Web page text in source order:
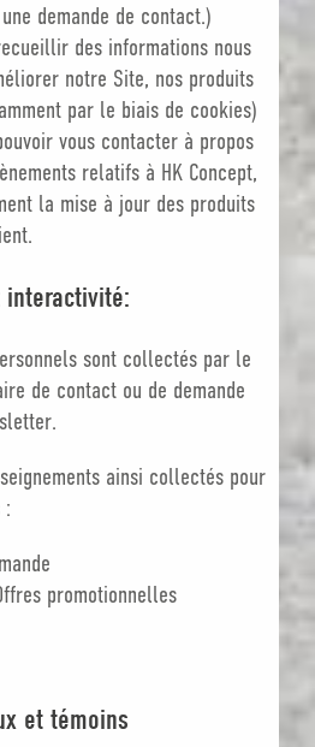
demande de contact.)
des informations nous
notre Site, nos produits
par le biais de cookies)
vous contacter à propos
relatifs à HK Concept,
la mise à jour des produits
interactivité:
sont collectés par le
de contact ou de demande
ainsi collectés pour
:
promotionnelles
et témoins